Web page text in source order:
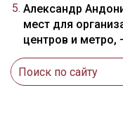
Александр
мест для
центров и метро,